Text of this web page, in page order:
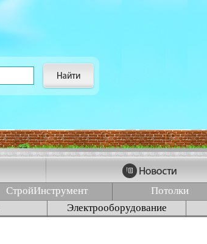
СтройИнструмент Потолки
Электрооборудование